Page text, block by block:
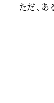
ただ、あ